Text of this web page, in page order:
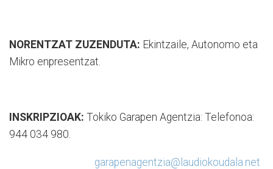
NORENTZAT ZUZENDUTA: Ekintzaile, Autonomo eta
Mikro enpresentzat.
INSKRIPZIOAK: Tokiko Garapen Agentzia: Telefonoa:
944 034 980.
garapenagentzia@laudiokoudala.net